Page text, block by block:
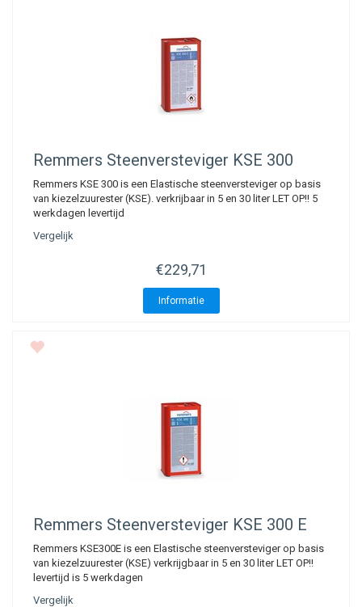
Remmers Steenversteviger KSE 300
Remmers KSE 300 is een Elastische steenversteviger op basis
van kiezelzuurester (KSE). verkrijbaar in 5 en 30 liter LET OP!! 5
werkdagen levertijd
Vergelijk
€229,71
Informatie
Remmers Steenversteviger KSE 300 E
Remmers KSE300E is een Elastische steenversteviger op basis
van kiezelzuurester (KSE) verkrijgbaar in 5 en 30 liter LET OP!!
levertijd is 5 werkdagen
Vergelijk